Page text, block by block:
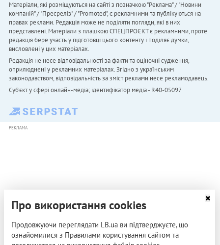
Матеріали, які розміщуються на сайті з позначкою "Реклама" / "Новини
компаній" / "Пресреліз" / "Promoted", є рекламними та публікуються на
правах реклами. Редакція може не поділяти погляди, які в них
представлені. Матеріали з плашкою СПЕЦПРОЄКТ є рекламними, проте
редакція бере участь у підготовці цього контенту і поділяє думки,
висловлені у цих матеріалах.
Редакція не несе відповідальності за факти та оціночні судження,
оприлюднені у рекламних матеріалах. Згідно з українським
законодавством, відповідальність за зміст реклами несе рекламодавець.
Cуб'єкт у сфері онлайн-медіа; ідентифікатор медіа - R40-05097
РЕКЛАМА
Про використання cookies
Продовжуючи переглядати LB.ua ви підтверджуєте, що
ознайомилися з Правилами користування сайтом та